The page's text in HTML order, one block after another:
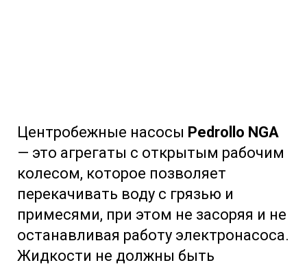
Центробежные насосы Pedrollo NGA
— это агрегаты с открытым рабочим
колесом, которое позволяет
перекачивать воду с грязью и
примесями, при этом не засоряя и не
останавливая работу электронасоса.
Жидкости не должны быть